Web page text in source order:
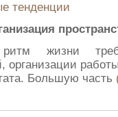
тенденции
ритм жизни
организации
Большую часть